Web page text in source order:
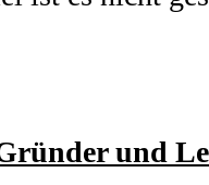
und